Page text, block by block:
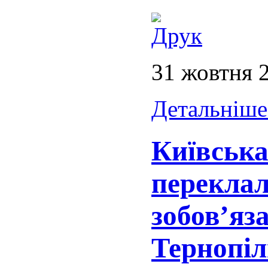
31 жовтня